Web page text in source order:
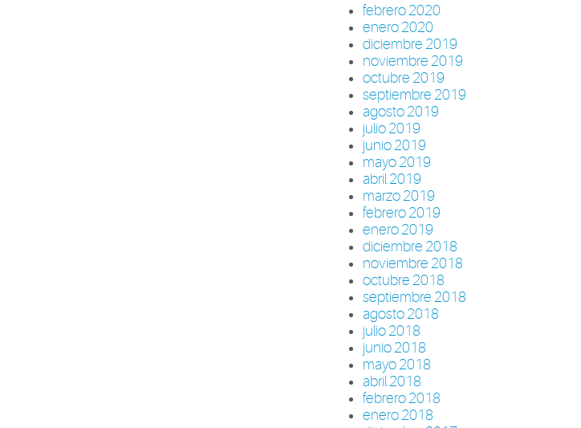
febrero 2020
enero 2020
diciembre 2019
noviembre 2019
octubre 2019
septiembre 2019
agosto 2019
julio 2019
junio 2019
mayo 2019
abril 2019
marzo 2019
febrero 2019
enero 2019
diciembre 2018
noviembre 2018
octubre 2018
septiembre 2018
agosto 2018
julio 2018
junio 2018
mayo 2018
abril 2018
febrero 2018
enero 2018